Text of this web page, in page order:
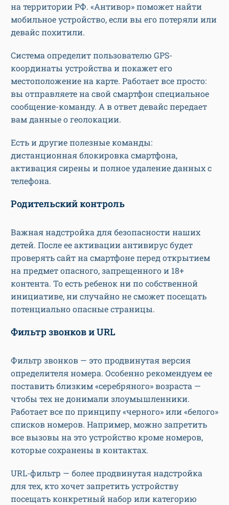
на территории РФ. «Антивор» поможет найти
мобильное устройство, если вы его потеряли или
девайс похитили.
Система определит пользователю GPS-
координаты устройства и покажет его
местоположение на карте. Работает все просто:
вы отправляете на свой смартфон специальное
сообщение-команду. А в ответ девайс передает
вам данные о геолокации.
Есть и другие полезные команды:
дистанционная блокировка смартфона,
активация сирены и полное удаление данных с
телефона.
Родительский контроль
Важная надстройка для безопасности наших
детей. После ее активации антивирус будет
проверять сайт на смартфоне перед открытием
на предмет опасного, запрещенного и 18+
контента. То есть ребенок ни по собственной
инициативе, ни случайно не сможет посещать
потенциально опасные страницы.
Фильтр звонков и URL
Фильтр звонков — это продвинутая версия
определителя номера. Особенно рекомендуем ее
поставить близким «серебряного» возраста —
чтобы тех не донимали злоумышленники.
Работает все по принципу «черного» или «белого»
списков номеров. Например, можно запретить
все вызовы на это устройство кроме номеров,
которые сохранены в контактах.
URL-фильтр — более продвинутая надстройка
для тех, кто хочет запретить устройству
посещать конкретный набор или категорию